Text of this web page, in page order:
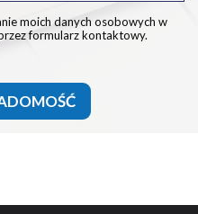
moich danych osobowych w
formularz kontaktowy.